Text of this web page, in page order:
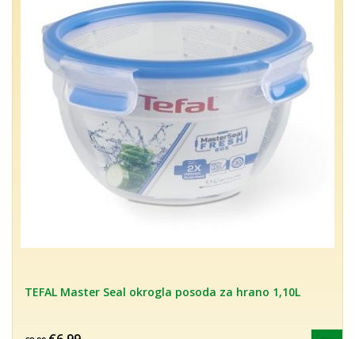
TEFAL Master Seal okrogla posoda za hrano 1,10L